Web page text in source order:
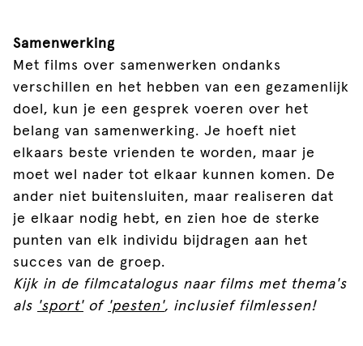
Samenwerking
Met films over samenwerken ondanks
verschillen en het hebben van een gezamenlijk
doel, kun je een gesprek voeren over het
belang van samenwerking. Je hoeft niet
elkaars beste vrienden te worden, maar je
moet wel nader tot elkaar kunnen komen. De
ander niet buitensluiten, maar realiseren dat
je elkaar nodig hebt, en zien hoe de sterke
punten van elk individu bijdragen aan het
succes van de groep.
Kijk in de filmcatalogus naar films met thema's
als 'sport'of 'pesten', inclusief filmlessen!